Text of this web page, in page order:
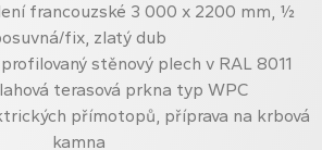
francouzské 3 000 x 2200 mm, ½
fix, zlatý dub
stěnový plech v RAL 8011
terasová prkna typ WPC
přímotopů, příprava na krbová
kamna